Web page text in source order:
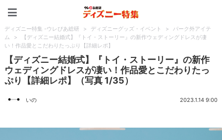
ディズニー特集 -ウレぴあ総研 > ディズニーグッズ・イベント >
パーク外アイテ
ム
>
【ディズニー結婚式】『トイ・ストーリー』の新作ウェディングドレスが凄
い！作品愛とこだわりたっぷり【詳細レポ】
【ディズニー結婚式】『トイ・ストーリー』の新作
ウェディングドレスが凄い！作品愛とこだわりたっ
ぷり【詳細レポ】（写真 1/35）
いの 2023.1.14 9:00